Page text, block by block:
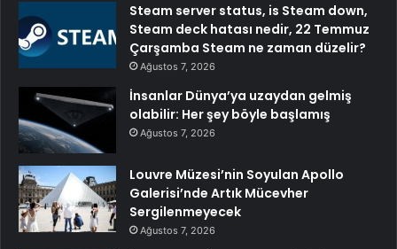
Steam server status, is Steam down,
Steam deck hatası nedir, 22 Temmuz
Çarşamba Steam ne zaman düzelir?
Ağustos 7, 2026
İnsanlar Dünya’ya uzaydan gelmiş
olabilir: Her şey böyle başlamış
Ağustos 7, 2026
Louvre Müzesi’nin Soyulan Apollo
Galerisi’nde Artık Mücevher
Sergilenmeyecek
Ağustos 7, 2026